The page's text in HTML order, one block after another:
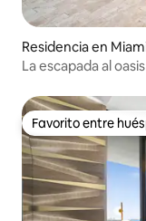
Residencia en
La escapada al oasis
Favorito entre
Favorito entre